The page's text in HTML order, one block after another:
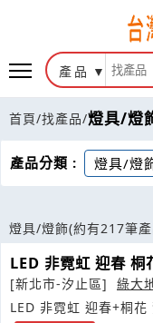
產品
首頁/找產品/燈具/燈
產品分類 : 燈具/燈
燈具/燈飾(約有217筆
LED 非霓
[新北市-汐止區]
綠大
LED 非霓虹 迎春+桐